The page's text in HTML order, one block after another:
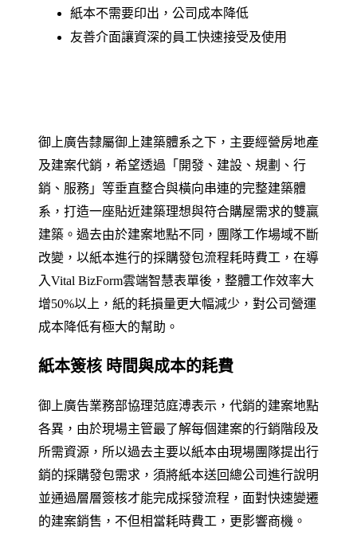
紙本不需要印出，公司成本降低
友善介面讓資深的員工快速接受及使用
御上廣告隸屬御上建築體系之下，主要經營房地產
及建案代銷，希望透過「開發、建設、規劃、行
銷、服務」等垂直整合與橫向串連的完整建築體
系，打造一座貼近建築理想與符合購屋需求的雙贏
建築。過去由於建案地點不同，團隊工作場域不斷
改變，以紙本進行的採購發包流程耗時費工，在導
入Vital BizForm雲端智慧表單後，整體工作效率大
增50%以上，紙的耗損量更大幅減少，對公司營運
成本降低有極大的幫助。
紙本簽核 時間與成本的耗費
御上廣告業務部協理范庭溥表示，代銷的建案地點
各異，由於現場主管最了解每個建案的行銷階段及
所需資源，所以過去主要以紙本由現場團隊提出行
銷的採購發包需求，須將紙本送回總公司進行說明
並通過層層簽核才能完成採發流程，面對快速變遷
的建案銷售，不但相當耗時費工，更影響商機。